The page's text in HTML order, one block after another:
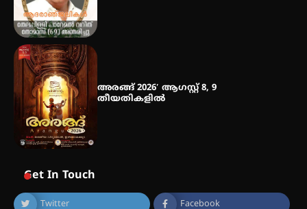
അരങ്ങ് 2026′ ആഗസ്റ്റ് 8, 9
തീയതികളിൽ
Get In Touch
Twitter Facebook